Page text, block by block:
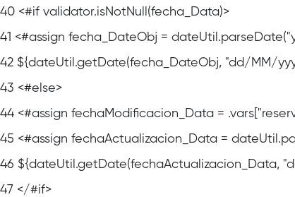
40 <#if validator.isNotNull(fecha_Data)>
41 <#assign fecha_DateObj =
42 ${dateUtil.getDate(fecha_DateObj, "dd/MM/
43 <#else>
44 <#assign fechaModificacion_Data =
45 <#assign fechaActualizacion_Data =
46 ${dateUtil.getDate(fechaActualizacion_Data,
47 </#if>